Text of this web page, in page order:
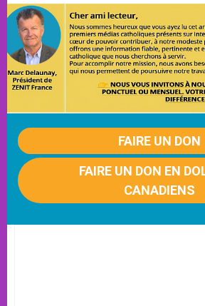
FAIRE UN DON
FAIRE UN DON EN
CANADIENS